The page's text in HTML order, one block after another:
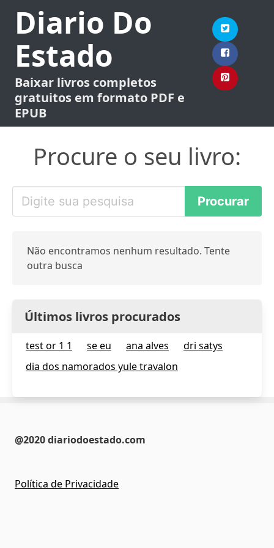
Diario Do
Estado
Baixar livros completos
gratuitos em formato PDF e
EPUB
Procure o seu livro:
Não encontramos nenhum resultado. Tente
outra busca
Últimos livros procurados
test or 1 1 se eu ana alves
dri satys
dia dos namorados yule travalon
@2020 diariodoestado.com
Política de Privacidade